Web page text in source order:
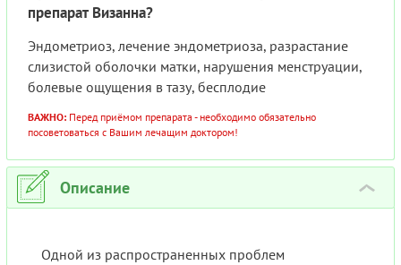
препарат Визанна?
Эндометриоз, лечение эндометриоза, разрастание
слизистой оболочки матки, нарушения менструации,
болевые ощущения в тазу, бесплодие
ВАЖНО: Перед приёмом препарата - необходимо обязательно
посоветоваться с Вашим лечащим доктором!
Описание ›
Одной из распространенных проблем